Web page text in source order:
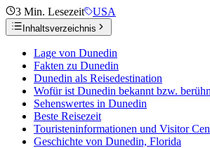
3 Min. Lesezeit USA
Inhaltsverzeichnis
Lage von Dunedin
Fakten zu Dunedin
Dunedin als Reisedestination
Wofür ist Dunedin bekannt bzw.
Sehenswertes in Dunedin
Beste Reisezeit
Touristeninformationen und Visitor
Geschichte von Dunedin, Florida